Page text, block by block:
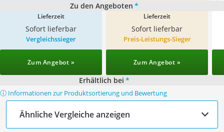
Zu den Angeboten *
Lieferzeit
Sofort lieferbar
Lieferzeit
Sofort lieferbar
Vergleichssieger
Zum Angebot »
Preis-Leistungs-Sieger
Zum Angebot »
Erhältlich bei *
ⓘ Informationen zur Produktsortierung und Bewertung
Ähnliche Vergleiche anzeigen